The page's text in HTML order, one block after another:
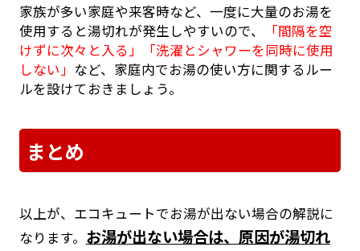
家族が多い家庭や来客時など、一度に大量のお湯を
使用すると湯切れが発生しやすいので、
「間隔を空
けずに次々と入る」「洗濯とシャワーを同時に使用
しない」 など、家庭内でお湯の使い方に関するルー
ルを設けておきましょう。
まとめ
以上が、エコキュートでお湯が出ない場合の解説に
なります。 お湯が出ない場合は、原因が湯切れ